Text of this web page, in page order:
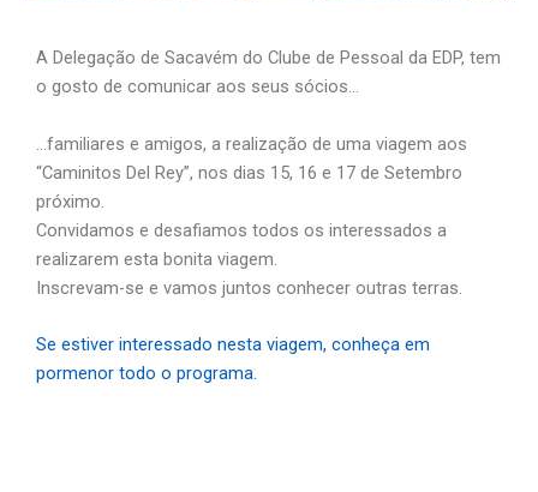
A Delegação de Sacavém do Clube de Pessoal da EDP, tem
o gosto de comunicar aos seus sócios…
…familiares e amigos, a realização de uma viagem aos
“Caminitos Del Rey”, nos dias 15, 16 e 17 de Setembro
próximo.
Convidamos e desafiamos todos os interessados a
realizarem esta bonita viagem.
Inscrevam-se e vamos juntos conhecer outras terras.
Se estiver interessado nesta viagem, conheça em
pormenor todo o programa.